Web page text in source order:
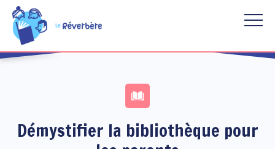
Aller au contenu principal
Démystifier la bibliothèque pour